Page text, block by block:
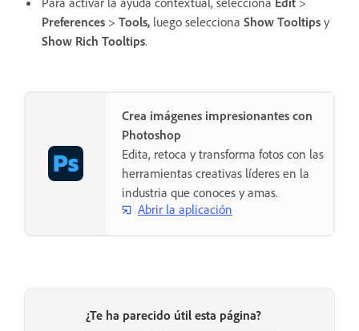
Preferences > Tools, luego selecciona Show Tooltips y
Show Rich Tooltips.
Crea imágenes impresionantes con
Photoshop
Edita, retoca y transforma fotos con las
herramientas creativas líderes en la
industria que conoces y amas.
Abrir la aplicación
¿Te ha parecido útil esta página?